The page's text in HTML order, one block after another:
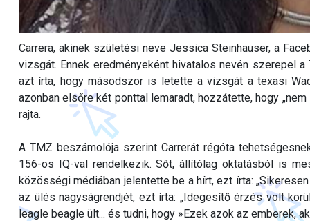
Carrera, akinek születési neve Jessica Steinhauser, a
vizsgát. Ennek eredményeként hivatalos nevén szerepel
azt írta, hogy másodszor is letette a vizsgát a texasi
azonban elsőre két ponttal lemaradt, hozzátette, hogy
rajta.
A TMZ beszámolója szerint Carrerát régóta
156-os IQ-val rendelkezik. Sőt, állítólag oktatásból is
közösségi médiában jelentette be a hírt, ezt írta:
az ülés nagyságrendjét, ezt írta: „Idegesítő érzés volt
leagle beagle ült... és tudni, hogy »Ezek azok az emberek,